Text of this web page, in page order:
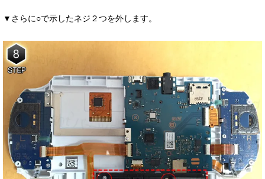
▼さらに○で示したネジ２つを外します。